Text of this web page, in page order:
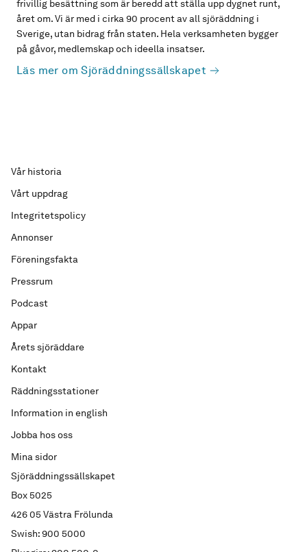
frivillig besättning som är beredd att ställa upp dygnet runt,
året om. Vi är med i cirka 90 procent av all sjöräddning i
Sverige, utan bidrag från staten. Hela verksamheten bygger
på gåvor, medlemskap och ideella insatser.
Läs mer om Sjöräddningssällskapet
Sjöräddningssällskapet
Box 5025
426 05 Västra Frölunda
Swish: 900 5000
Vår historia
Vårt uppdrag
Integritetspolicy
Annonser
Föreningsfakta
Pressrum
Podcast
Appar
Årets sjöräddare
Kontakt
Räddningsstationer
Information in english
Jobba hos oss
Mina sidor